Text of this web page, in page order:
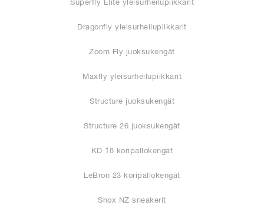
Superfly Elite yleisurheilupiikkarit
Dragonfly yleisurheilupiikkarit
Zoom Fly juoksukengät
Maxfly yleisurheilupiikkarit
Structure juoksukengät
Structure 26 juoksukengät
KD 18 koripallokengät
LeBron 23 koripallokengät
Shox NZ sneakerit